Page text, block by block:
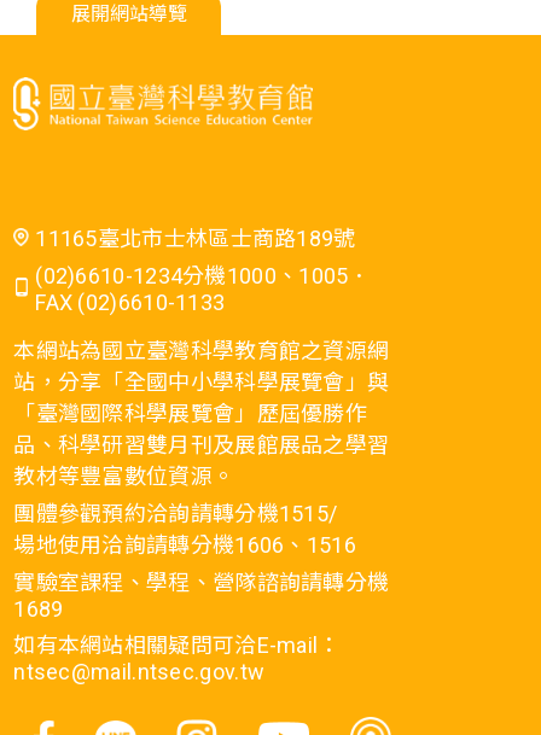
展開網站導覽
11165臺北市士林區士商路189號
(02)6610-1234分機1000、1005．
FAX (02)6610-1133
本網站為國立臺灣科學教育館之資源網
站，分享「全國中小學科學展覽會」與
「臺灣國際科學展覽會」歷屆優勝作
品、科學研習雙月刊及展館展品之學習
教材等豐富數位資源。
團體參觀預約洽詢請轉分機1515/
場地使用洽詢請轉分機1606、1516
實驗室課程、學程、營隊諮詢請轉分機
1689
如有本網站相關疑問可洽E-mail：
ntsec@mail.ntsec.gov.tw